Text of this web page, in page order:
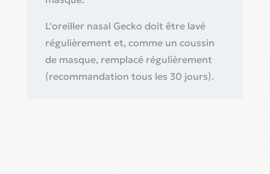
L'oreiller nasal Gecko doit être lavé
régulièrement et, comme un coussin
de masque, remplacé régulièrement
(recommandation tous les 30 jours).